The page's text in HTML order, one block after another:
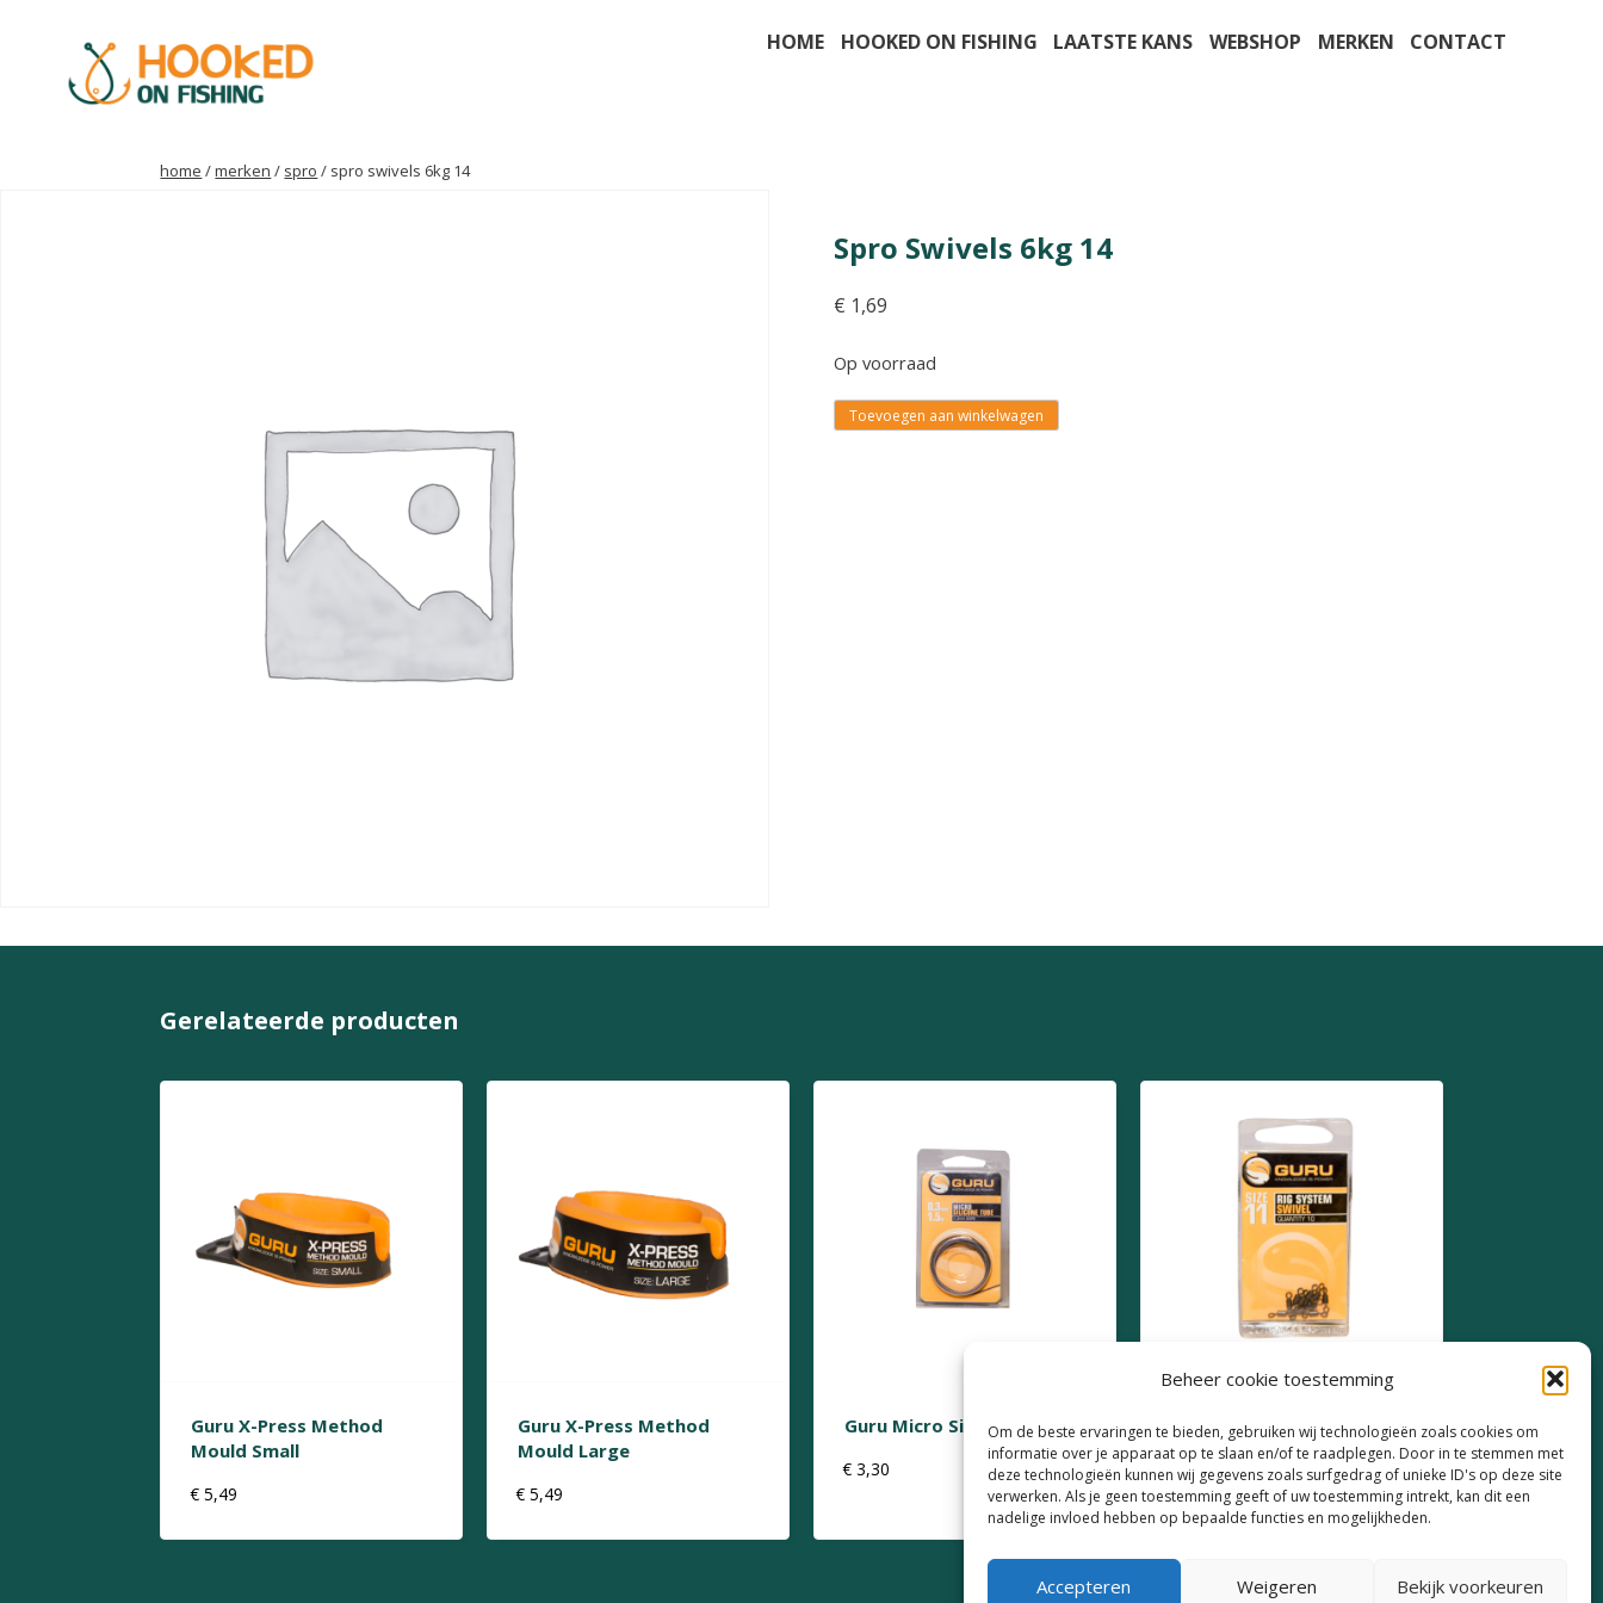
Beheer cookie toestemming
Om de beste ervaringen te bieden, gebruiken wij technologieën zoals cookies om
informatie over je apparaat op te slaan en/of te raadplegen. Door in te stemmen met
deze technologieën kunnen wij gegevens zoals surfgedrag of unieke ID's op deze site
verwerken. Als je geen toestemming geeft of uw toestemming intrekt, kan dit een
nadelige invloed hebben op bepaalde functies en mogelijkheden.
Accepteren Weigeren Bekijk voorkeuren
HOME HOOKED ON FISHING LAATSTE KANS WEBSHOP MERKEN CONTACT
home /merken / spro / spro swivels 6kg 14
Spro Swivels 6kg 14
€ 1,69
Op voorraad
Toevoegen aan winkelwagen
Gerelateerde producten
Guru X-Press Method
Mould Small
€5,49
Guru X-Press Method
Mould Large
€ 5,49
Guru Micro Silicone Tube
€ 3,30
Guru Snap Rig System
Swivel Size 11
€3,69